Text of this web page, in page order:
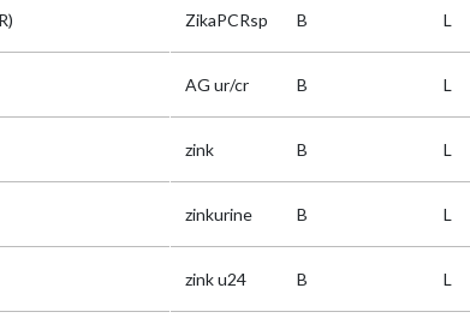
ZikaPCRsp B L
AG ur/cr B L
zink B L
zinkurine B L
zink u24 B L